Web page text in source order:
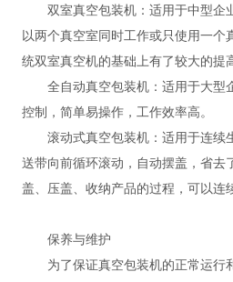
双室真空包装机：适用于中型企
以两个真空室同时工作或只使用一个
统双室真空机的基础上有了较大的提
全自动真空包装机：适用于大型
控制，简单易操作，工作效率高。
滚动式真空包装机：适用于连续
送带向前循环滚动，自动摆盖，省去
盖、压盖、收纳产品的过程，可以连
保养与维护
为了保证真空包装机的正常运行